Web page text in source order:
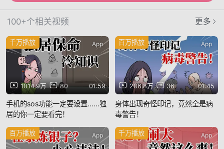
100+个相关视频 更多
1014.9万 80 01:59
千万播放 App
手机的sos功能一定要设置……独
居的你一定要看完！
206.8万 36 01:45
百万播放 App
身体出现奇怪印记，竟然全是病
毒警告！
百万播放 App 千万播放 App